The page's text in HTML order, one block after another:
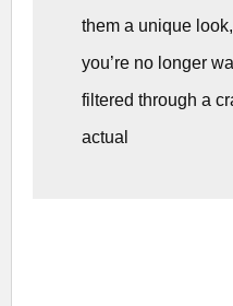
them a unique
you’re no longer
filtered through a
actual